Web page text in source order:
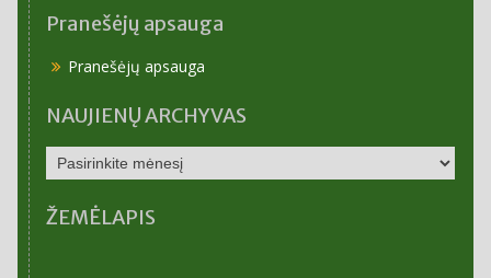
Pranešėjų apsauga
Pranešėjų apsauga
NAUJIENŲ ARCHYVAS
NAUJIENŲ
ARCHYVAS
ŽEMĖLAPIS